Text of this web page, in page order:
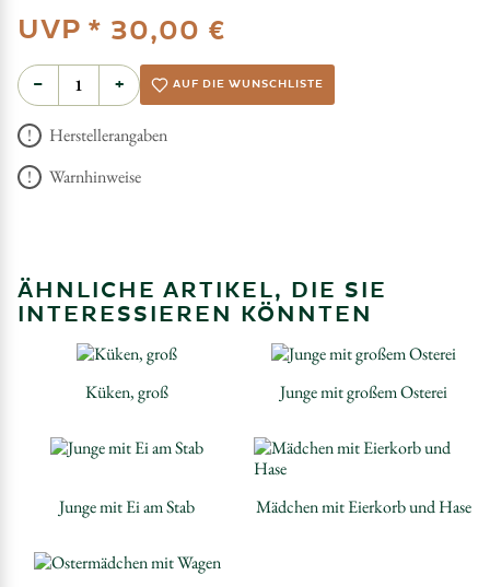
UVP * 30,00 €
− + AUF DIE WUNSCHLISTE
Herstellerangaben
Warnhinweise
ÄHNLICHE ARTIKEL, DIE SIE
INTERESSIEREN KÖNNTEN
Küken, groß Junge mit großem Osterei
Junge mit Ei am Stab Mädchen mit Eierkorb und Hase